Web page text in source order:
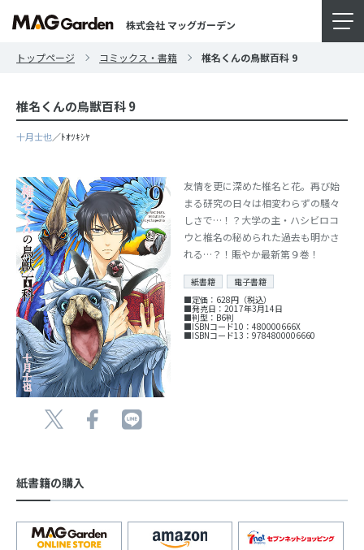
株式会社 マッグガーデン
トップページ コミックス・書籍 椎名くんの鳥獣百科 9
椎名くんの鳥獣百科 9
十月士也／ﾄｵﾂｷｼﾔ
友情を更に深めた椎名と花。再び始
まる研究の日々は相変わらずの騒々
しさで…！？大学の主・ハシビロコ
ウと椎名の秘められた過去も明かさ
れる…？！賑やか最新第９巻！
紙書籍
電子書籍
■定価：628円（税込）
■発売日：2017年3月14日
■判型：B6判
■ISBNコード10：480000666X
■ISBNコード13：9784800006660
紙書籍の購入